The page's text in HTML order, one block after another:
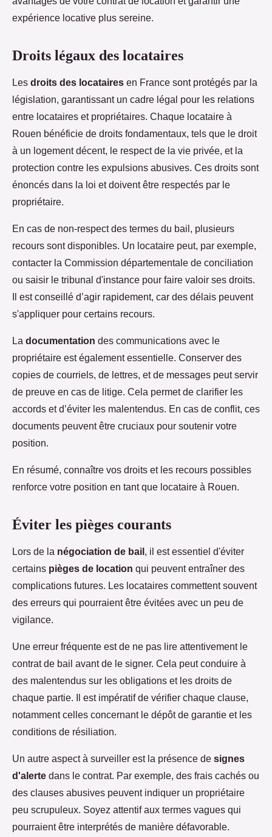
expérience locative plus sereine.
Droits légaux des locataires
Les droits des locataires en France sont protégés par la
législation, garantissant un cadre légal pour les relations
entre locataires et propriétaires. Chaque locataire à
Rouen bénéficie de droits fondamentaux, tels que le droit
à un logement décent, le respect de la vie privée, et la
protection contre les expulsions abusives. Ces droits sont
énoncés dans la loi et doivent être respectés par le
propriétaire.
En cas de non-respect des termes du bail, plusieurs
recours sont disponibles. Un locataire peut, par exemple,
contacter la Commission départementale de conciliation
ou saisir le tribunal d'instance pour faire valoir ses droits.
Il est conseillé d’agir rapidement, car des délais peuvent
s'appliquer pour certains recours.
La documentation des communications avec le
propriétaire est également essentielle. Conserver des
copies de courriels, de lettres, et de messages peut servir
de preuve en cas de litige. Cela permet de clarifier les
accords et d’éviter les malentendus. En cas de conflit, ces
documents peuvent être cruciaux pour soutenir votre
position.
En résumé, connaître vos droits et les recours possibles
renforce votre position en tant que locataire à Rouen.
Éviter les pièges courants
Lors de la négociation de bail , il est essentiel d'éviter
certains pièges de location qui peuvent entraîner des
complications futures. Les locataires commettent souvent
des erreurs qui pourraient être évitées avec un peu de
vigilance.
Une erreur fréquente est de ne pas lire attentivement le
contrat de bail avant de le signer. Cela peut conduire à
des malentendus sur les obligations et les droits de
chaque partie. Il est impératif de vérifier chaque clause,
notamment celles concernant le dépôt de garantie et les
conditions de résiliation.
Un autre aspect à surveiller est la présence de signes
d'alerte dans le contrat. Par exemple, des frais cachés ou
des clauses abusives peuvent indiquer un propriétaire
peu scrupuleux. Soyez attentif aux termes vagues qui
pourraient être interprétés de manière défavorable.